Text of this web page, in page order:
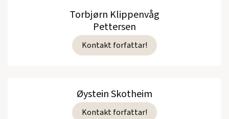
Torbjørn Klippenvåg
Pettersen
Kontakt forfattar!
Øystein Skotheim
Kontakt forfattar!